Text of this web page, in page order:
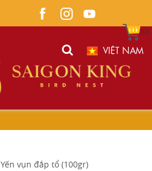
(0)
VIỆT NAM
Yến vụn đắp tổ (100gr)